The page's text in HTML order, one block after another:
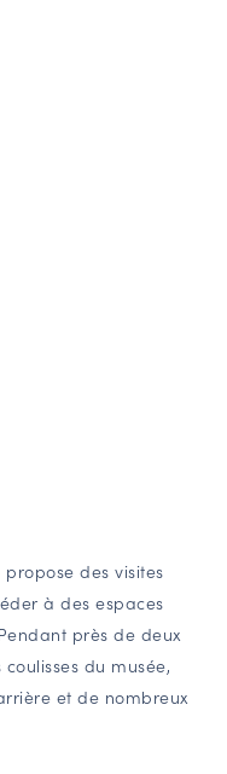
STAGE
»
Région Grand Est
des visites
à des espaces
près de deux
du musée,
et de nombreux